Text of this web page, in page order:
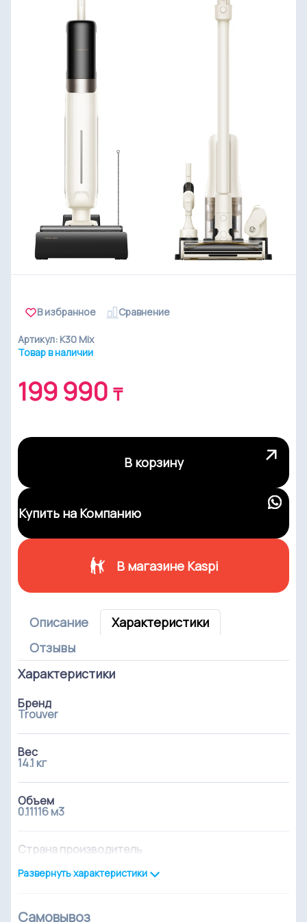
В избранное Cравнение
Артикул: K30 Mix
Товар в наличии
199 990 ₸
В корзину
Купить на Компанию
В магазине Kaspi
Описание
Характеристики
Отзывы
Характеристики
Бренд
Trouver
Вес
14.1 кг
Объем
0.11116 м3
Страна производитель
цельная
Развернуть характеристики
Самовывоз